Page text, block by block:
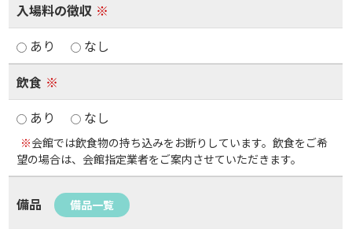
入場料の徴収 ※
あり
なし
飲食 ※
あり
なし
※会館では飲食物の持ち込みをお断りしています。飲食をご希
望の場合は、会館指定業者をご案内させていただきます。
備品 備品一覧